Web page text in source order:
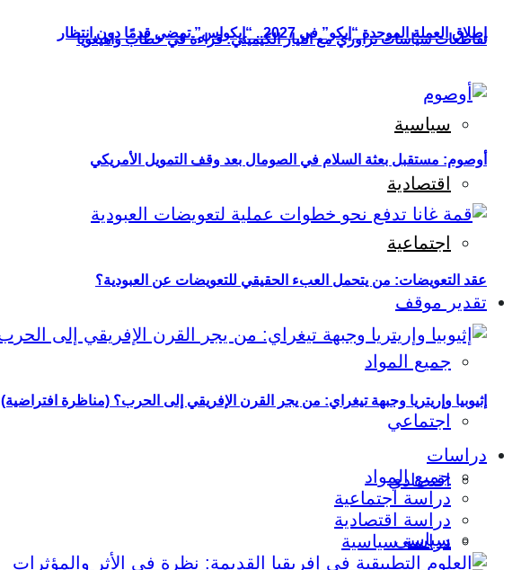
إطلاق العملة الموحدة “إيكو” في 2027.. “إيكواس” تمضي قدمًا دون انتظار
سياسية
اقتصادية
اجتماعية
تقدير موقف
جميع المواد
اجتماعي
اقتصادي
سياسي
تقاطعات سياسات تراوري مع التيار الكيميتي: قراءة في خطاب واهيغويا
أوصوم: مستقبل بعثة السلام في الصومال بعد وقف التمويل الأمريكي
عقد التعويضات: من يتحمل العبء الحقيقي للتعويضات عن العبودية؟
إثيوبيا وإريتريا وجبهة تيغراي: من يجر القرن الإفريقي إلى الحرب؟ (مناظرة افتراضية)
دراسات
جميع المواد
دراسة اجتماعية
دراسة اقتصادية
دراسة سياسية